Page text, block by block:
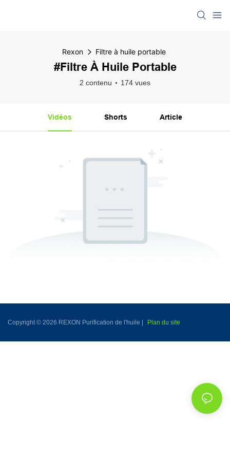
Rexon Filtre à huile portable
#Filtre À Huile Portable
2 contenu 174 vues
Vidéos Shorts Article
Copyright © 2026 REXON Purification de l'huile | Plan du site